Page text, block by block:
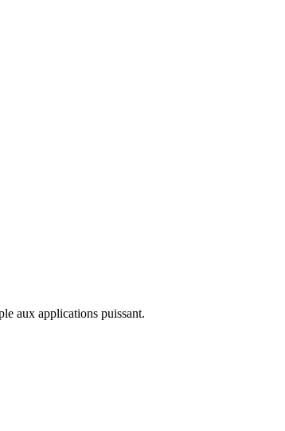
aux applications puissant.